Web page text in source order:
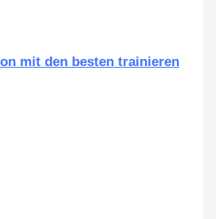
mit den besten trainieren